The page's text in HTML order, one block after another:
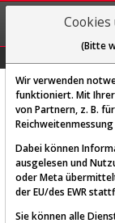
(Bitte
Wir verwenden
funktioniert. Mit
von Partnern, z. B.
Dabei können
ausgelesen und
oder Meta
der EU/des EWR
Sie können alle